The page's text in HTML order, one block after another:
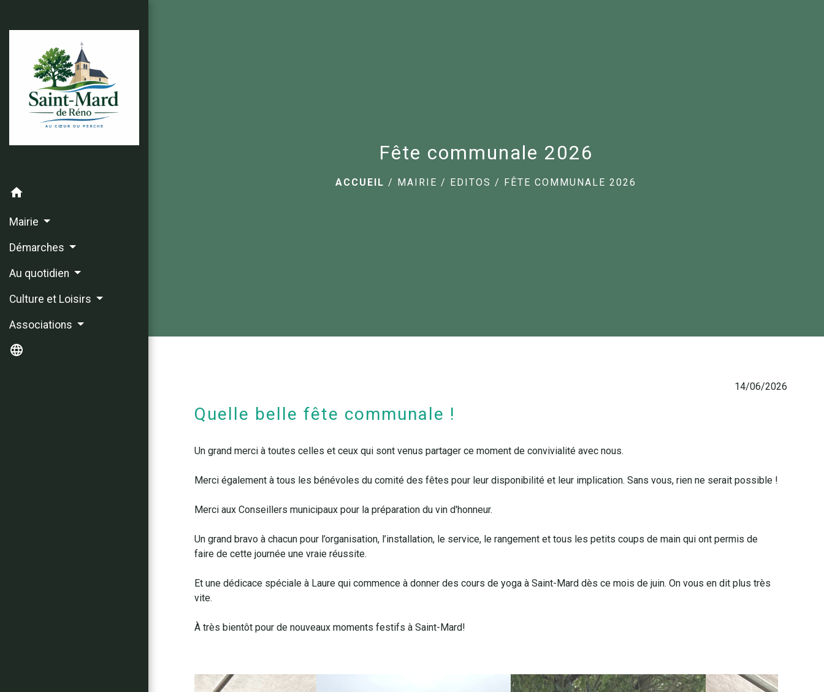
home
Mairie
Démarches
Au quotidien
Culture et Loisirs
Associations
language
Fête communale 2026
ACCUEIL / MAIRIE / EDITOS / FÊTE COMMUNALE 2026
14/06/2026
Quelle belle fête communale !
Un grand merci à toutes celles et ceux qui sont venus partager ce moment de convivialité avec nous.
Merci également à tous les bénévoles du comité des fêtes pour leur disponibilité et leur implication. Sans vous, rien ne serait possible !
Merci aux Conseillers municipaux pour la préparation du vin d'honneur.
Un grand bravo à chacun pour l’organisation, l’installation, le service, le rangement et tous les petits coups de main qui ont permis de
faire de cette journée une vraie réussite.
Et une dédicace spéciale à Laure qui commence à donner des cours de yoga à Saint-Mard dès ce mois de juin. On vous en dit plus très
vite.
À très bientôt pour de nouveaux moments festifs à Saint-Mard!